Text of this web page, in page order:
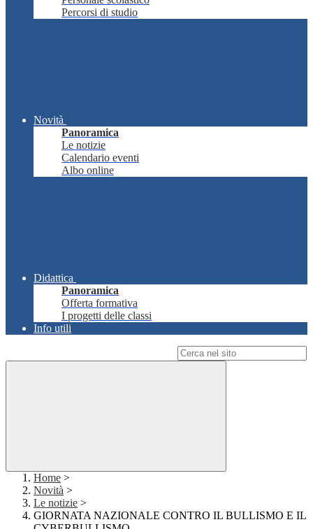
Percorsi di studio
Novità
Panoramica
Le notizie
Calendario eventi
Albo online
Didattica
Panoramica
Offerta formativa
I progetti delle classi
Info utili
Home >
Novità >
Le notizie >
GIORNATA NAZIONALE CONTRO IL BULLISMO E IL